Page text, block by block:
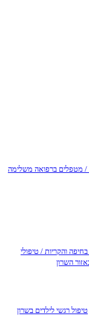
/ מטפלים ברפואה משלימה
מטפלים ב CBT בחיפה והקריות / טיפולי
טיפול רגשי לילדים בשרון